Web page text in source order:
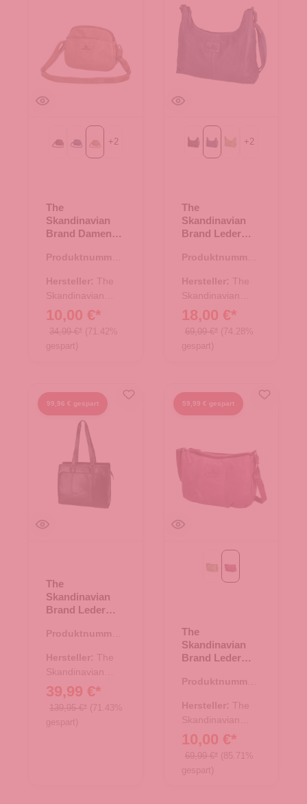
BlackBluebeige
+2
The
Skandinavian
Brand Damen
Umhängetasche
Produktnummer:
Hersteller: The
Skandinavian
Brand
10,00 €*
34,99 €* (71.42%
gespart)
BlackBlue Green
+2
The
Skandinavian
Brand Leder
- Blue
Produktnummer:
Hersteller: The
Skandinavian
Brand
18,00 €*
69,99 €* (74.28%
gespart)
99,96 € gespart
The
Skandinavian
Brand Leder
-Produktnummer:
Hersteller: The
Skandinavian
Brand
39,99 €*
139,95 €* (71.43%
gespart)
59,99 € gespart
GreenPurple
The
Skandinavian
Brand Leder
- Purple
Produktnummer:
Hersteller: The
Skandinavian
Brand
10,00 €*
69,99 €* (85.71%
gespart)